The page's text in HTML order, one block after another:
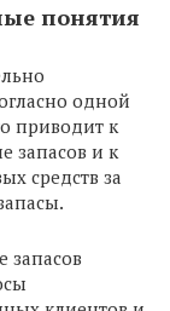
понятия
одной
приводит к
запасов и к
средств за
запасов